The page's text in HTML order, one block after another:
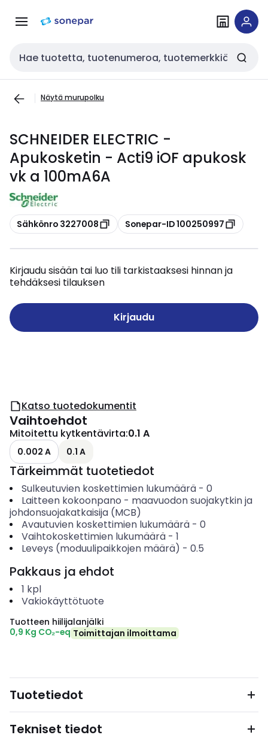
navigointiinsisältöön
Haku
Näytä murupolku
SCHNEIDER ELECTRIC -
Apukosketin - Acti9 iOF apukosk
vk a 100mA6A
Kopioi
Sähkönro 3227008 Kopioi
Sonepar-ID 100250997
Kirjaudu sisään tai luo tili tarkistaaksesi hinnan ja
tehdäksesi tilauksen
Kirjaudu
Katso tuotedokumentit
Vaihtoehdot
Mitoitettu kytkentävirta:0.1 A
0.002 A 0.1 A
Tärkeimmät tuotetiedot
Sulkeutuvien koskettimien lukumäärä- 0
Laitteen kokoonpano - maavuodon suojakytkin ja
johdonsuojakatkaisija (MCB)
Avautuvien koskettimien lukumäärä- 0
Vaihtokoskettimien lukumäärä- 1
Leveys (moduulipaikkojen määrä) - 0.5
Pakkaus ja ehdot
1 kpl
Vakiokäyttötuote
Tuotteen hiilijalanjälki
0,9 Kg CO₂-eq Toimittajan ilmoittama
Tuotetiedot
Tekniset tiedot